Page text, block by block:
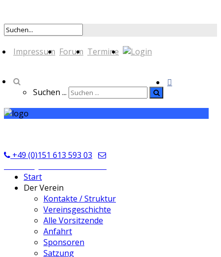
Impressum Forum Termine
Suchen ...
+49 (0)151 613 593 03
Start
Der Verein
Kontakte / Struktur
Vereinsgeschichte
Alle Vorsitzende
Anfahrt
Sponsoren
Satzung